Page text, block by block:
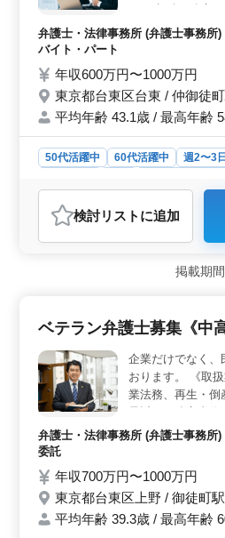
間（応相談）です。中高年層が
望や待遇についても相談できま
故 ・労働問題 ＊
今までの経験を考
遇相談して下さい
力を必要としてい
弁護士・法律事務所 (弁護士事務所
バイト・パート
年収600万円〜1000万円
東京都台東区台東 / 仲御徒
平均年齢 43.1歳 / 最高年齢
50代活躍中 60代活躍中 週2〜3
アルバイト・パート
おすすめポイント
＜駅近・アクセス抜群＞ 最寄
便利です。駅近なので通勤スト
中できる環境が整っています。
富な弁護士が活躍中です。長いキ
新しい仕事に挑戦し、若手スタ
います。経験を生かし、更なる
ます。 ＜幅広い案件・未経
離婚、交通事故、労働問題など
す。未経験の方には研修や先輩の
り、安心して新しい分野に挑戦
強みを伸ばしながら成長できます
検討リスト に追加
掲載期
ベテラン弁護士募集《中
企業だけでなく、
おります。 《取
業法務、再生・倒
最近では遺言書作
校事故、強制執行
弁護士・法律事務所 (弁護士事務所
委託
年収700万円〜1000万円
東京都台東区上野 / 御徒町駅
平均年齢 39.3歳 / 最高年齢